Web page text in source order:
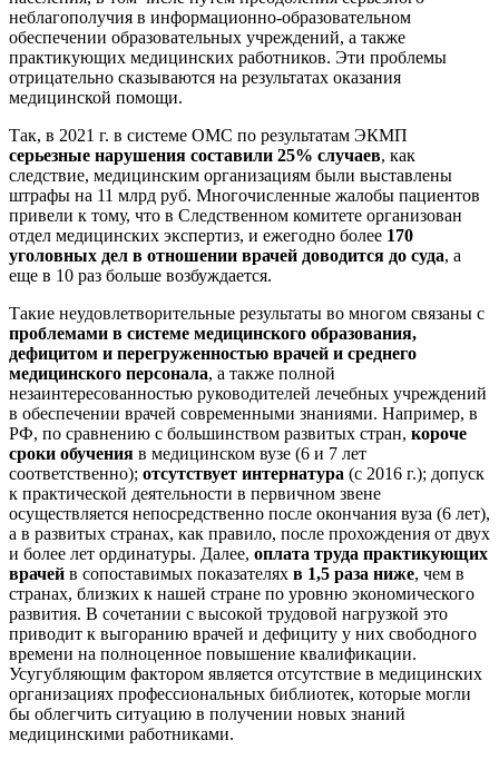
неблагополучия в информационно-образовательном
обеспечении образовательных учреждений, а также
практикующих медицинских работников. Эти проблемы
отрицательно сказываются на результатах оказания
медицинской помощи.
Так, в 2021 г. в системе ОМС по результатам ЭКМП
серьезные нарушения составили 25% случаев, как
следствие, медицинским организациям были выставлены
штрафы на 11 млрд руб. Многочисленные жалобы пациентов
привели к тому, что в Следственном комитете организован
отдел медицинских экспертиз, и ежегодно более 170
уголовных дел в отношении врачей доводится до суда, а
еще в 10 раз больше возбуждается.
Такие неудовлетворительные результаты во многом связаны с
проблемами в системе медицинского образования,
дефицитом и перегруженностью врачей и среднего
медицинского персонала, а также полной
незаинтересованностью руководителей лечебных учреждений
в обеспечении врачей современными знаниями. Например, в
РФ, по сравнению с большинством развитых стран, короче
сроки обучения в медицинском вузе (6 и 7 лет
соответственно); отсутствует интернатура (с 2016 г.); допуск
к практической деятельности в первичном звене
осуществляется непосредственно после окончания вуза (6 лет),
а в развитых странах, как правило, после прохождения от двух
и более лет ординатуры. Далее, оплата труда практикующих
врачей в сопоставимых показателях в 1,5 раза ниже, чем в
странах, близких к нашей стране по уровню экономического
развития. В сочетании с высокой трудовой нагрузкой это
приводит к выгоранию врачей и дефициту у них свободного
времени на полноценное повышение квалификации.
Усугубляющим фактором является отсутствие в медицинских
организациях профессиональных библиотек, которые могли
бы облегчить ситуацию в получении новых знаний
медицинскими работниками.